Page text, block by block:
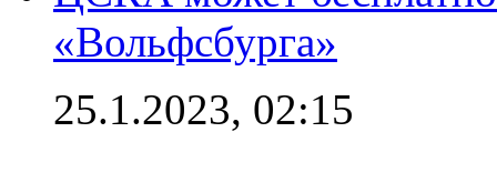
«Вольфсбурга»
25.1.2023, 02:15